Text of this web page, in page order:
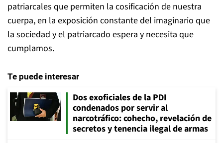
patriarcales que permiten la cosificación de nuestra
cuerpa, en la exposición constante del imaginario que
la sociedad y el patriarcado espera y necesita que
cumplamos.
Te puede interesar
Dos exoficiales de la PDI
condenados por servir al
narcotráfico: cohecho, revelación de
secretos y tenencia ilegal de armas